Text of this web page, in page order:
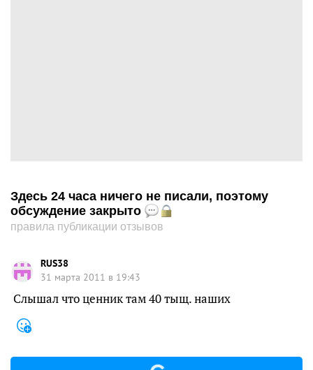
Здесь 24 часа ничего не писали, поэтому
обсуждение закрыто
правила публикации отзывов
RUS38
31 марта 2011 в 19:43
Слышал что ценник там 40 тыщ. наших